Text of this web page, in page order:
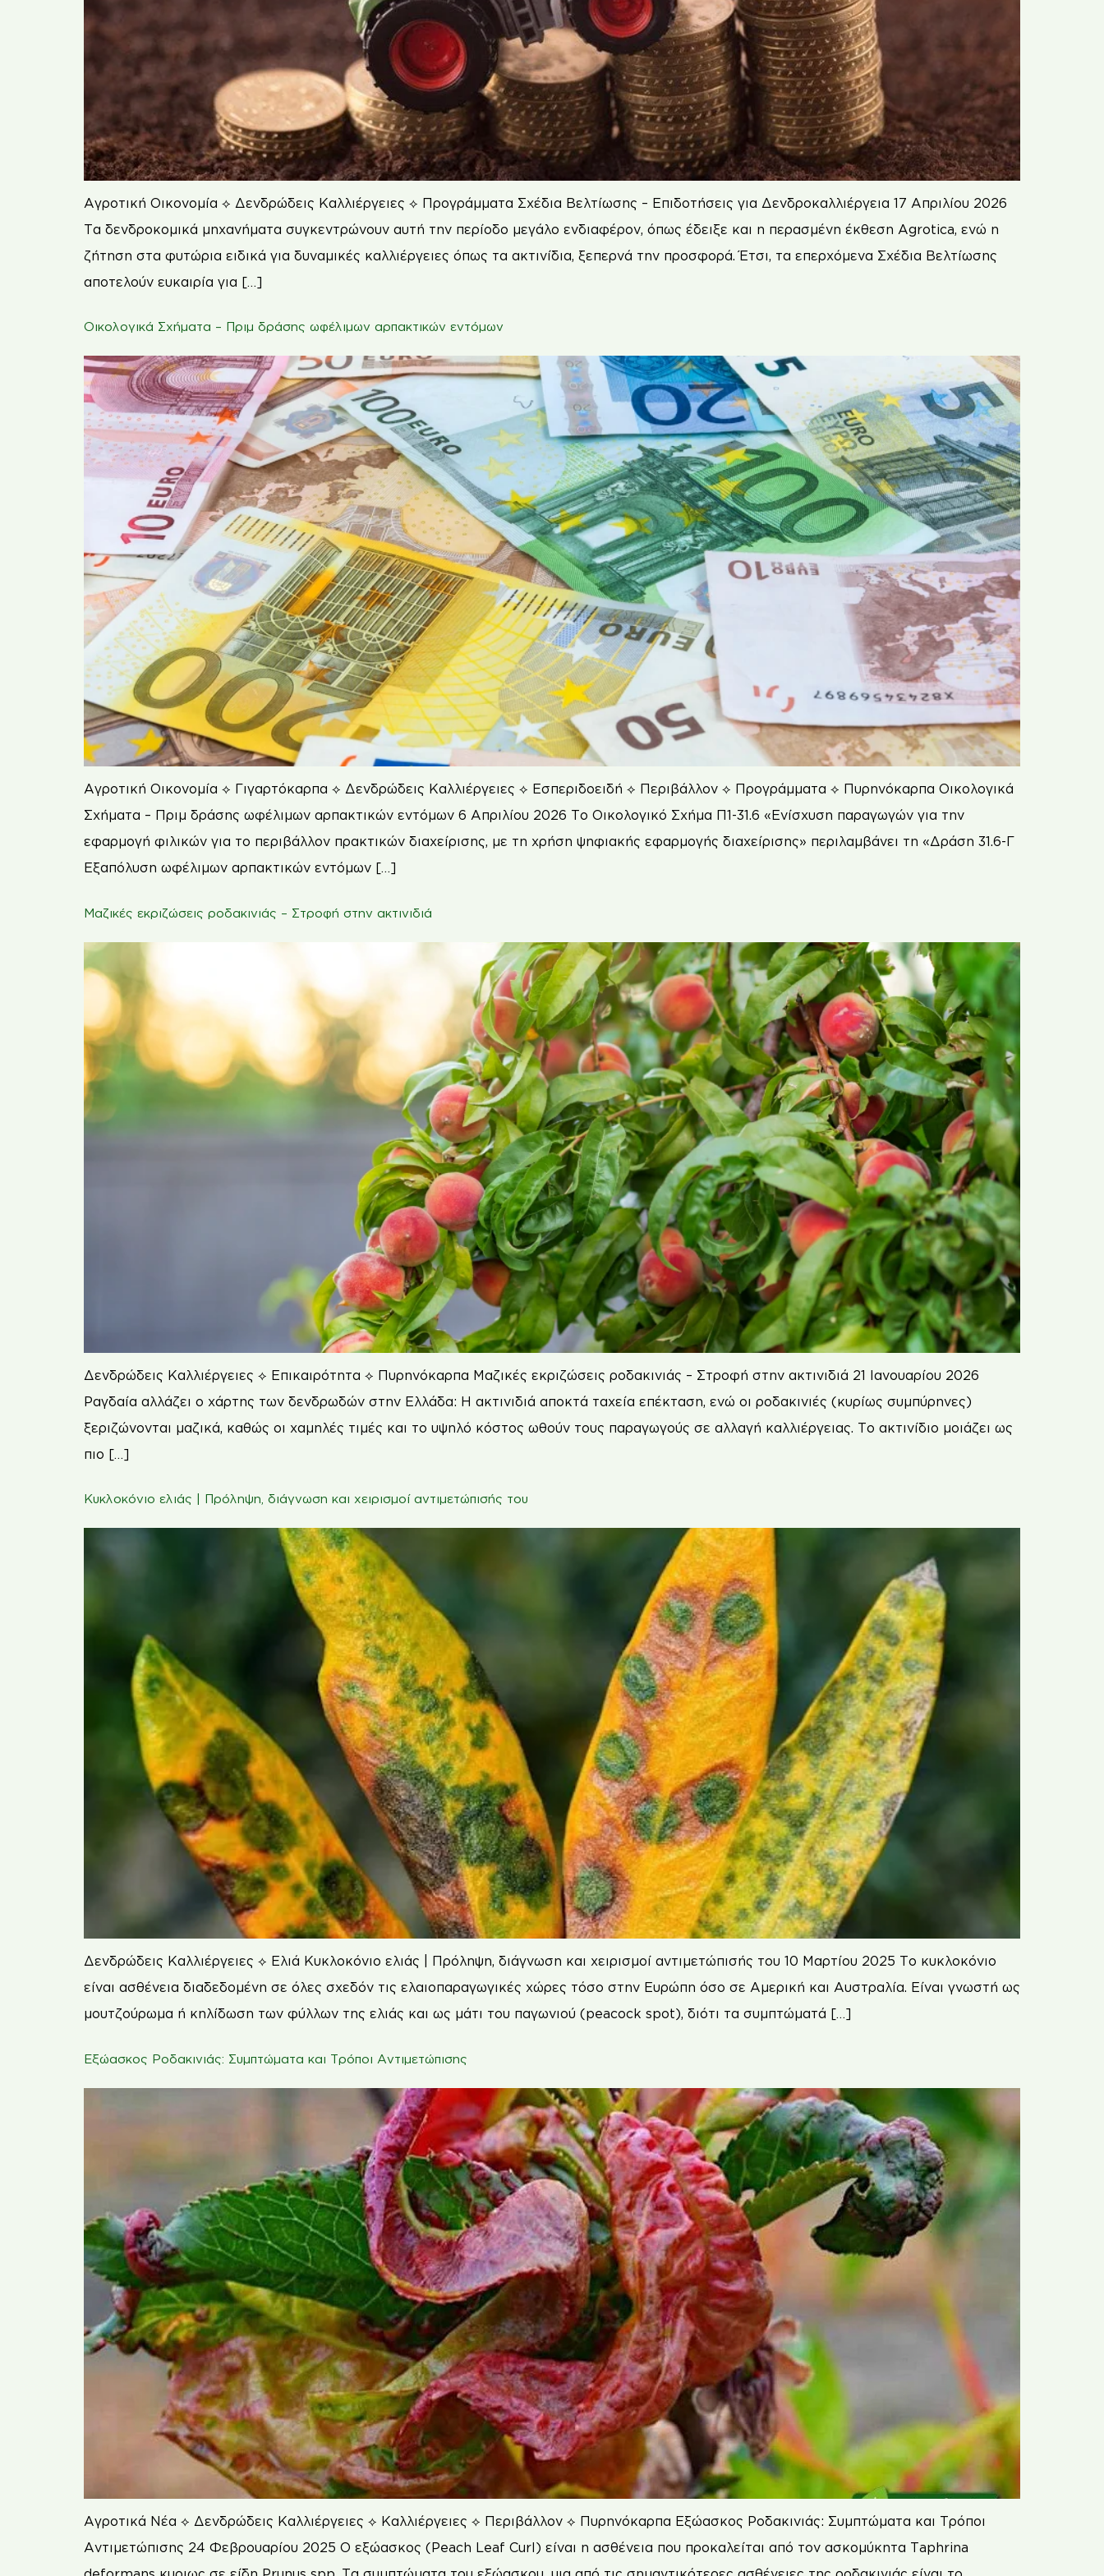
Αγροτική Οικονομία ⟡ Δενδρώδεις Καλλιέργειες ⟡ Προγράμματα Σχέδια Βελτίωσης – Επιδοτήσεις για Δενδροκαλλιέργεια 17 Απριλίου 2026
Τα δενδροκομικά μηχανήματα συγκεντρώνουν αυτή την περίοδο μεγάλο ενδιαφέρον, όπως έδειξε και η περασμένη έκθεση Agrotica, ενώ η
ζήτηση στα φυτώρια ειδικά για δυναμικές καλλιέργειες όπως τα ακτινίδια, ξεπερνά την προσφορά. Έτσι, τα επερχόμενα Σχέδια Βελτίωσης
αποτελούν ευκαιρία για […]
Οικολογικά Σχήματα – Πριμ δράσης ωφέλιμων αρπακτικών εντόμων
Αγροτική Οικονομία ⟡ Γιγαρτόκαρπα ⟡ Δενδρώδεις Καλλιέργειες ⟡ Εσπεριδοειδή ⟡ Περιβάλλον ⟡ Προγράμματα ⟡ Πυρηνόκαρπα Οικολογικά
Σχήματα – Πριμ δράσης ωφέλιμων αρπακτικών εντόμων 6 Απριλίου 2026 Το Οικολογικό Σχήμα Π1-31.6 «Ενίσχυση παραγωγών για την
εφαρμογή φιλικών για το περιβάλλον πρακτικών διαχείρισης, με τη χρήση ψηφιακής εφαρμογής διαχείρισης» περιλαμβάνει τη «Δράση 31.6-Γ
Εξαπόλυση ωφέλιμων αρπακτικών εντόμων […]
Μαζικές εκριζώσεις ροδακινιάς – Στροφή στην ακτινιδιά
Δενδρώδεις Καλλιέργειες ⟡ Επικαιρότητα ⟡ Πυρηνόκαρπα Μαζικές εκριζώσεις ροδακινιάς – Στροφή στην ακτινιδιά 21 Ιανουαρίου 2026
Ραγδαία αλλάζει ο χάρτης των δενδρωδών στην Ελλάδα: Η ακτινιδιά αποκτά ταχεία επέκταση, ενώ οι ροδακινιές (κυρίως συμπύρηνες)
ξεριζώνονται μαζικά, καθώς οι χαμηλές τιμές και το υψηλό κόστος ωθούν τους παραγωγούς σε αλλαγή καλλιέργειας. Το ακτινίδιο μοιάζει ως
πιο […]
Κυκλοκόνιο ελιάς | Πρόληψη, διάγνωση και χειρισμοί αντιμετώπισής του
Δενδρώδεις Καλλιέργειες ⟡ Ελιά Κυκλοκόνιο ελιάς | Πρόληψη, διάγνωση και χειρισμοί αντιμετώπισής του 10 Μαρτίου 2025 Το κυκλοκόνιο
είναι ασθένεια διαδεδομένη σε όλες σχεδόν τις ελαιοπαραγωγικές χώρες τόσο στην Ευρώπη όσο σε Αμερική και Αυστραλία. Είναι γνωστή ως
μουτζούρωμα ή κηλίδωση των φύλλων της ελιάς και ως μάτι του παγωνιού (peacock spot), διότι τα συμπτώματά […]
Εξώασκος Ροδακινιάς: Συμπτώματα και Τρόποι Αντιμετώπισης
Αγροτικά Νέα ⟡ Δενδρώδεις Καλλιέργειες ⟡ Καλλιέργειες ⟡ Περιβάλλον ⟡ Πυρηνόκαρπα Εξώασκος Ροδακινιάς: Συμπτώματα και Τρόποι
Αντιμετώπισης 24 Φεβρουαρίου 2025 Ο εξώασκος (Peach Leaf Curl) είναι η ασθένεια που προκαλείται από τον ασκομύκητα Τaphrina